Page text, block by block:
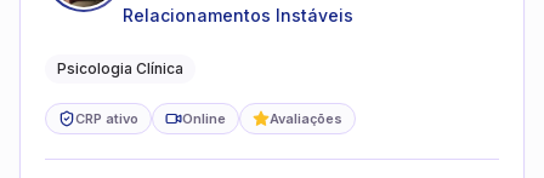
Relacionamentos Instáveis
Psicologia Clínica
CRP ativo Online Avaliações